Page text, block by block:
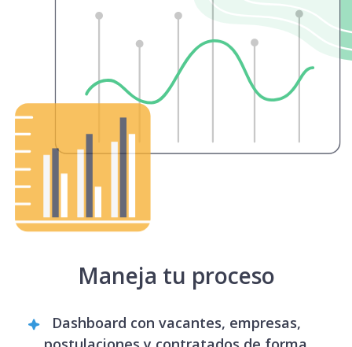
Maneja tu proceso
Dashboard con vacantes, empresas,